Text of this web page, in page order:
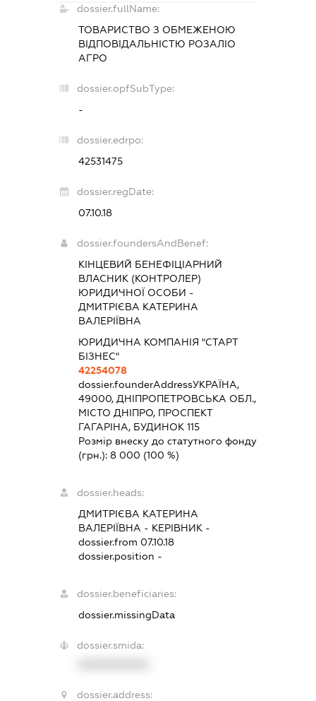
dossier.fullName:
ТОВАРИСТВО З ОБМЕЖЕНОЮ
ВІДПОВІДАЛЬНІСТЮ РОЗАЛІО
АГРО
dossier.opfSubType:
-
dossier.edrpo:
42531475
dossier.regDate:
07.10.18
dossier.foundersAndBenef:
КІНЦЕВИЙ БЕНЕФІЦІАРНИЙ
ВЛАСНИК (КОНТРОЛЕР)
ЮРИДИЧНОЇ ОСОБИ -
ДМИТРІЄВА КАТЕРИНА
ВАЛЕРІЇВНА
ЮРИДИЧНА КОМПАНІЯ "СТАРТ
БІЗНЕС"
42254078
dossier.founderAddressУКРАЇНА,
49000, ДНІПРОПЕТРОВСЬКА ОБЛ.,
МІСТО ДНІПРО, ПРОСПЕКТ
ГАГАРІНА, БУДИНОК 115
Розмір внеску до статутного фонду
(грн.): 8 000 (100 %)
dossier.heads:
ДМИТРІЄВА КАТЕРИНА
ВАЛЕРІЇВНА - КЕРІВНИК -
dossier.from 07.10.18
dossier.position -
dossier.beneficiaries:
dossier.missingData
dossier.smida:
dossier.address: